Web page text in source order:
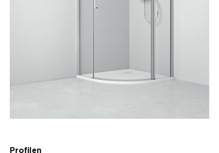
Profilen